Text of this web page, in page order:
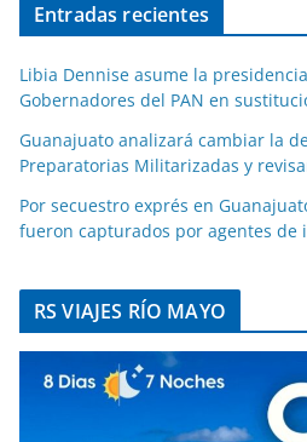
Entradas recientes
Libia Dennise asume la
Gobernadores del PAN en
Guanajuato analizará cambiar la
Preparatorias Militarizadas y
Por secuestro exprés en
fueron capturados por agentes de
RS VIAJES RÍO MAYO